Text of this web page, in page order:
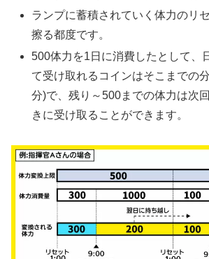
ランプに蓄積されていく体力のリ
擦る都度です。
500体力を1日に消費したとして、
て受け取れるコインはそこまでの
分)で、残り～500までの体力は次
きに受け取ることができます。